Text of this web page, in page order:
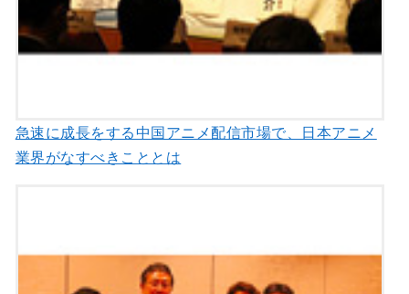
急速に成長をする中国アニメ配信市場で、日本アニメ
業界がなすべきこととは